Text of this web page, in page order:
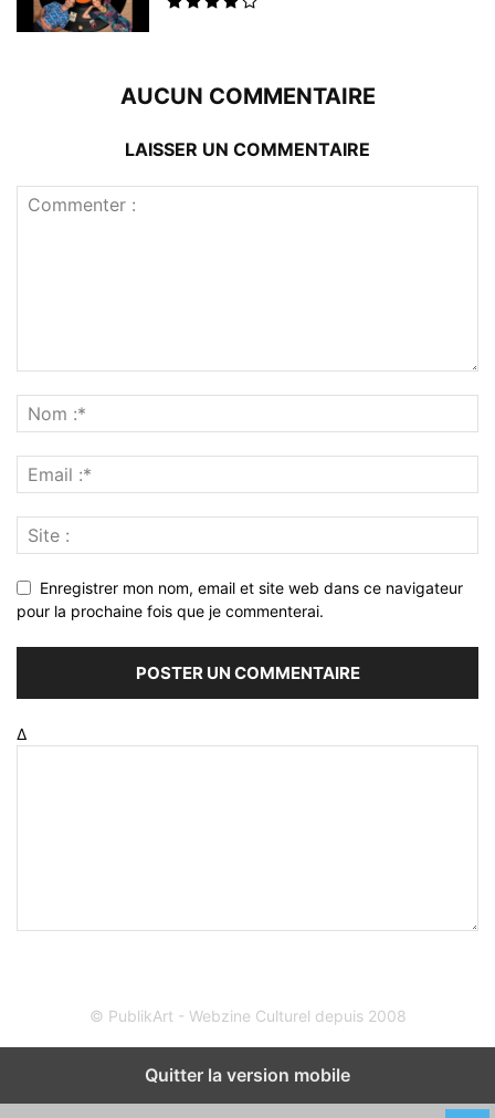
AUCUN COMMENTAIRE
LAISSER UN COMMENTAIRE
Enregistrer mon nom, email et site web dans ce navigateur
pour la prochaine fois que je commenterai.
Δ
© PublikArt - Webzine Culturel depuis 2008
Quitter la version mobile